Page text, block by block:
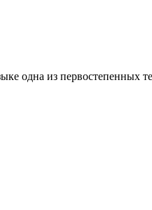
одна из первостепенных